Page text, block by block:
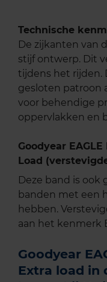
Technische
De zijkanten van
stijf ontwerp. Dit
tijdens het rijden.
gesloten patroon
voor behendige
oppervlakken en
Goodyear EAGLE
Load
Deze band is ook
banden met een
hebben.
aan het kenmerk
Goodyear
Extra load in